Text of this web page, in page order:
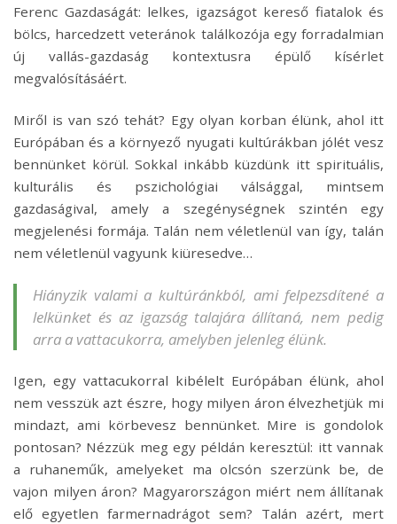
Ferenc Gazdaságát: lelkes, igazságot kereső fiatalok és
bölcs, harcedzett veteránok találkozója egy forradalmian
új vallás-gazdaság kontextusra épülő kísérlet
megvalósításáért.
Miről is van szó tehát? Egy olyan korban élünk, ahol itt
Európában és a környező nyugati kultúrákban jólét vesz
bennünket körül. Sokkal inkább küzdünk itt spirituális,
kulturális és pszichológiai válsággal, mintsem
gazdaságival, amely a szegénységnek szintén egy
megjelenési formája. Talán nem véletlenül van így, talán
nem véletlenül vagyunk kiüresedve…
Hiányzik valami a kultúránkból, ami felpezsdítené a
lelkünket és az igazság talajára állítaná, nem pedig
arra a vattacukorra, amelyben jelenleg élünk.
Igen, egy vattacukorral kibélelt Európában élünk, ahol
nem vesszük azt észre, hogy milyen áron élvezhetjük mi
mindazt, ami körbevesz bennünket. Mire is gondolok
pontosan? Nézzük meg egy példán keresztül: itt vannak
a ruhaneműk, amelyeket ma olcsón szerzünk be, de
vajon milyen áron? Magyarországon miért nem állítanak
elő egyetlen farmernadrágot sem? Talán azért, mert